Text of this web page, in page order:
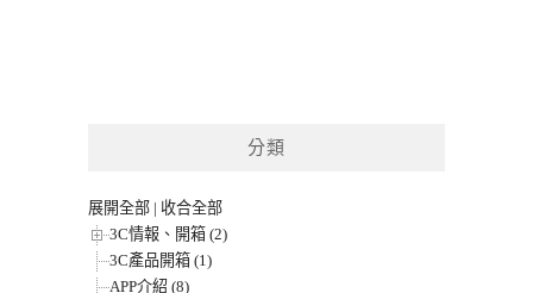
分類
展開全部 | 收合全部
3C情報、開箱 (2)
3C產品開箱 (1)
APP介紹 (8)